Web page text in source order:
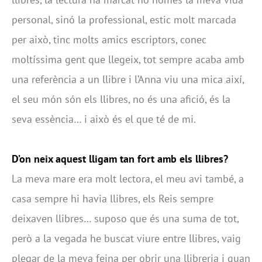
personal, sinó la professional, estic molt marcada
per això, tinc molts amics escriptors, conec
moltíssima gent que llegeix, tot sempre acaba amb
una referència a un llibre i l’Anna viu una mica així,
el seu món són els llibres, no és una afició, és la
seva essència… i això és el que té de mi.
D’on neix aquest lligam tan fort amb els llibres?
La meva mare era molt lectora, el meu avi també, a
casa sempre hi havia llibres, els Reis sempre
deixaven llibres… suposo que és una suma de tot,
però a la vegada he buscat viure entre llibres, vaig
plegar de la meva feina per obrir una llibreria i quan